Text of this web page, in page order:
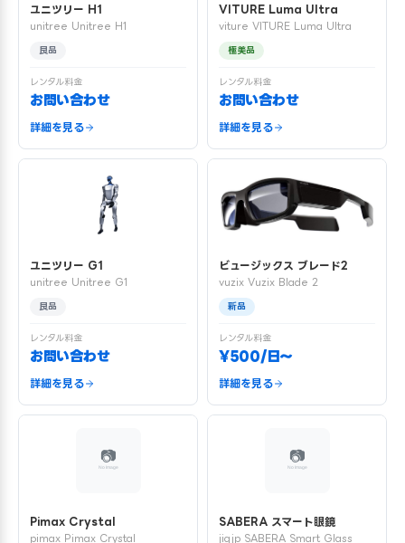
ユニツリー H1
unitree Unitree H1
良品
レンタル料金
お問い合わせ
詳細を見る
VITURE Luma Ultra
viture VITURE Luma Ultra
極美品
レンタル料金
お問い合わせ
詳細を見る
ユニツリー G1
unitree Unitree G1
良品
レンタル料金
お問い合わせ
詳細を見る
ビュージックス ブレード2
vuzix Vuzix Blade 2
新品
レンタル料金
¥500/日〜
詳細を見る
Pimax Crystal
pimax Pimax Crystal
SABERA スマート眼鏡
jigjp SABERA Smart Glass